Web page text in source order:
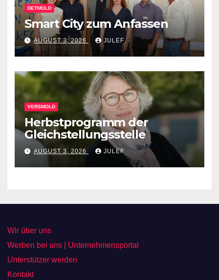
DETMOLD
Smart City zum Anfassen
AUGUST 3, 2026 JULEF
VERSMOLD
Herbstprogramm der
Gleichstellungsstelle
AUGUST 3, 2026 JULEF
Wir über uns
Werben bei uns | Unternehmensportal
Unterstützer werden
Kontakt